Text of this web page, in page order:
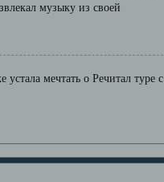
музыку из своей
мечтать о Речитал туре с